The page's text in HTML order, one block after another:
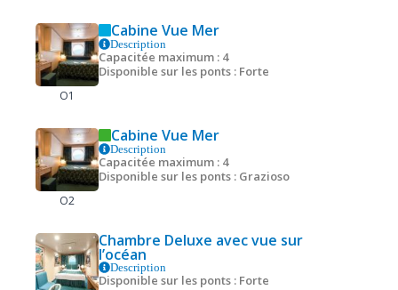
O1
Cabine Vue Mer
Description
Capacitée maximum : 4
Disponible sur les ponts : Forte
O2
Cabine Vue Mer
Description
Capacitée maximum : 4
Disponible sur les ponts : Grazioso
Chambre Deluxe avec vue sur
l’océan
Description
Disponible sur les ponts : Forte